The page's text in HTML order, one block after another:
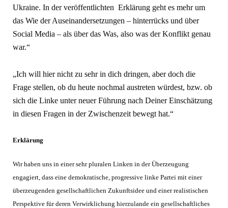
Ukraine. In der veröffentlichten Erklärung geht es mehr um
das Wie der Auseinandersetzungen – hinterrücks und über
Social Media – als über das Was, also was der Konflikt genau
war.“
„Ich will hier nicht zu sehr in dich dringen, aber doch die
Frage stellen, ob du heute nochmal austreten würdest, bzw. ob
sich die Linke unter neuer Führung nach Deiner Einschätzung
in diesen Fragen in der Zwischenzeit bewegt hat.“
Erklärung
Wir haben uns in einer sehr pluralen Linken in der Überzeugung
engagiert, dass eine demokratische, progressive linke Partei mit einer
überzeugenden gesellschaftlichen Zukunftsidee und einer realistischen
Perspektive für deren Verwirklichung hierzulande ein gesellschaftliches